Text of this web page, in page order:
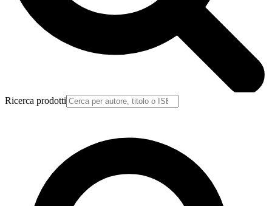
Ricerca prodotti